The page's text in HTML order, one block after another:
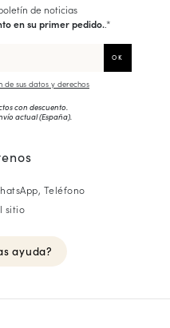
de noticias
en su primer pedido..*
sus datos y derechos
con descuento.
actual (España).
Teléfono
sitio
ayuda?